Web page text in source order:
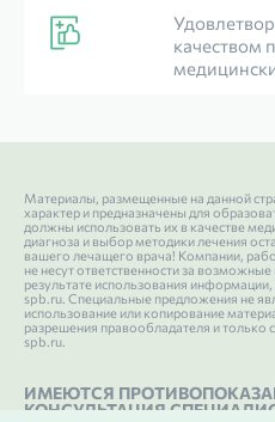
качеством
Материалы, размещенные на данной
характер и предназначены для
должны использовать их в качестве
диагноза и выбор методики лечения
вашего лечащего врача! Компании,
не несут ответственности за
результате использования
spb.ru. Специальные предложения не
использование или копирование
разрешения правообладателя и только
spb.ru.
ИМЕЮТСЯ
КОНСУЛЬТАЦИЯ